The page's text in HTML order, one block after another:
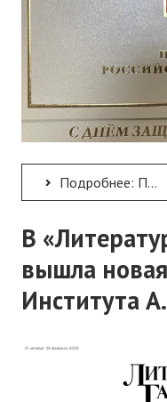
Подробнее: Поздравление с Днем защитника Отечества ректору Института А.Н. Рудякову от Президента Российской...
В
вышла
Института